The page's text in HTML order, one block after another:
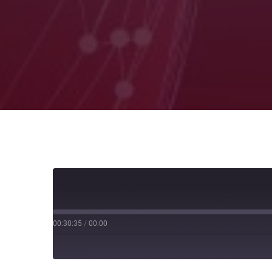
00:00
/
00:30:35